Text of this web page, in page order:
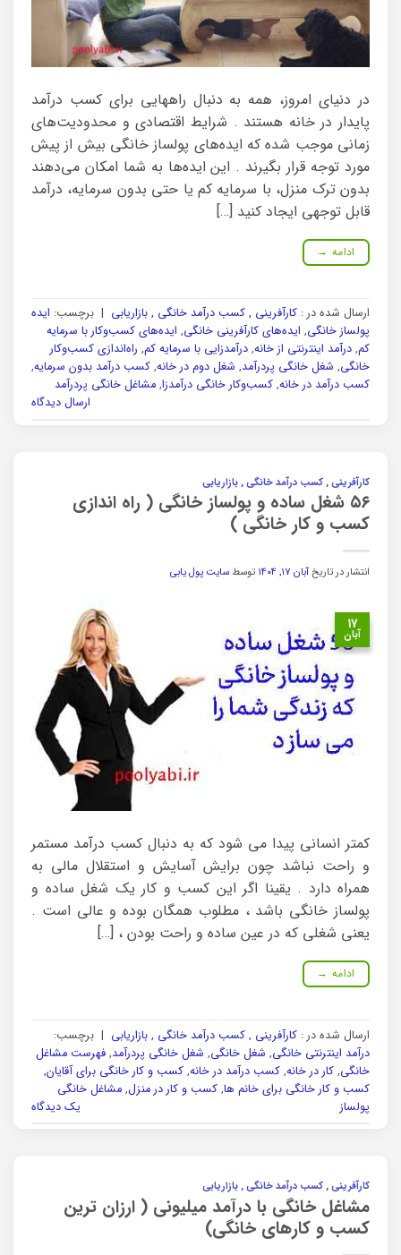
در دنیای امروز، همه به دنبال راههایی برای کسب درآمد
پایدار در خانه هستند . شرایط اقتصادی و محدودیت‌های
زمانی موجب شده که ایده‌های پولساز خانگی بیش از پیش
مورد توجه قرار بگیرند . این ایده‌ها به شما امکان می‌دهند
بدون ترک منزل، با سرمایه کم یا حتی بدون سرمایه، درآمد
قابل توجهی ایجاد کنید […]
ادامه →
ارسال شده در : کارآفرینی , کسب درآمد خانگی , بازاریابی | برچسب: ایده‌
پولساز خانگی, ایده‌های کارآفرینی خانگی, ایده‌های کسب‌وکار با سرمایه
کم, درآمد اینترنتی از خانه, درآمدزایی با سرمایه کم, راه‌اندازی کسب‌وکار
خانگی, شغل خانگی پردرآمد, شغل دوم در خانه, کسب درآمد بدون سرمایه,
کسب درآمد در خانه, کسب‌وکار خانگی درآمدزا, مشاغل خانگی پردرآمد
ارسال دیدگاه
کارآفرینی , کسب درآمد خانگی , بازاریابی
۵۶ شغل ساده و پولساز خانگی ( راه اندازی
کسب و کار خانگی )
انتشار در تاریخآبان ۱۷, ۱۴۰۴ توسط سایت پول یابی
۱۷
آبان
کمتر انسانی پیدا می شود که به دنبال کسب درآمد مستمر
و راحت نباشد چون برایش آسایش و استقلال مالی به
همراه دارد . یقینا اگر این کسب و کار یک شغل ساده و
پولساز خانگی باشد ، مطلوب همگان بوده و عالی است .
یعنی شغلی که در عین ساده و راحت بودن ، […]
ادامه →
ارسال شده در : کارآفرینی , کسب درآمد خانگی , بازاریابی | برچسب:
درآمد اینترنتی خانگی, شغل خانگی, شغل خانگی پردرآمد, فهرست مشاغل
خانگی, کار در خانه, کسب درآمد در خانه, کسب و کار خانگی برای آقایان,
کسب و کار خانگی برای خانم ها, کسب و کار در منزل, مشاغل خانگی
پولساز
یک دیدگاه
کارآفرینی , کسب درآمد خانگی , بازاریابی
مشاغل خانگی با درآمد میلیونی ( ارزان ترین
کسب و کارهای خانگی)